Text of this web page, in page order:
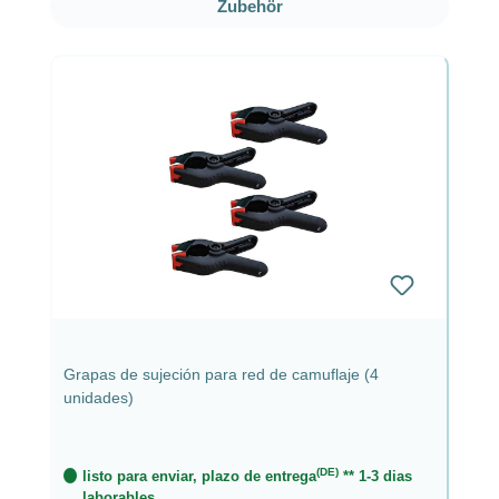
Zubehör
Grapas de sujeción para red de camuflaje (4
unidades)
listo para enviar, plazo de entrega(DE) ** 1-3 dias